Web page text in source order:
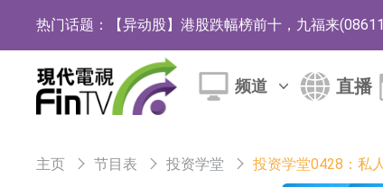
热门话题： 【异动股】港股跌幅榜前十，九福来
【异动股】港股涨幅榜前十，佳明集团控
斯迪克：公司为国内折叠屏核心功能材料
聚辰股份：公司VPD芯片已顺利通过目标
频道 直播
主页 节目表 投资学堂 投资学堂0428：私